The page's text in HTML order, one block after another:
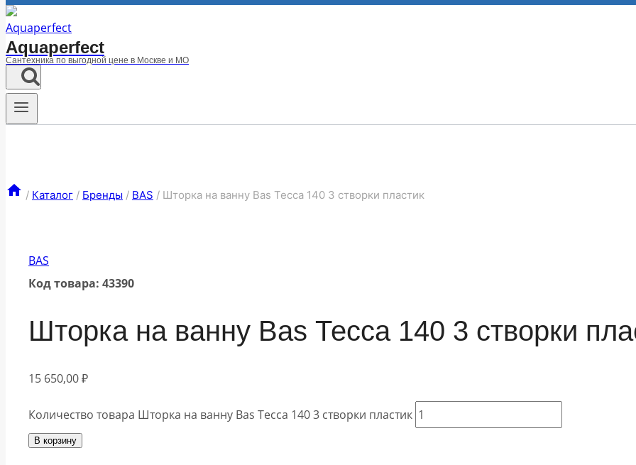
Aquaperfect
Сантехника по выгодной цене в Москве и МО
/ Каталог / Бренды / BAS / Шторка на ванну Bas Тесса 140 3 створки пластик
BAS
Код товара: 43390
Шторка на ванну Bas Тесса 140 3 створки
15 650,00₽
Количество товара Шторка на ванну Bas Тесса 140 3 створки пластик
В корзину